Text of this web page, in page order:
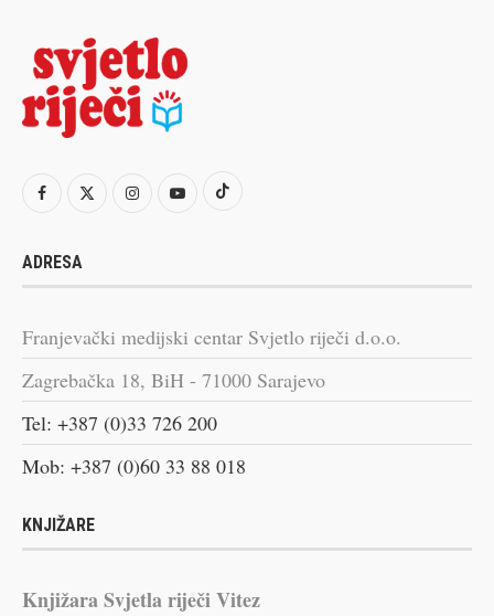
ADRESA
Franjevački medijski centar Svjetlo riječi d.o.o.
Zagrebačka 18, BiH - 71000 Sarajevo
Tel: +387 (0)33 726 200
Mob: +387 (0)60 33 88 018
KNJIŽARE
Knjižara Svjetla riječi Vitez